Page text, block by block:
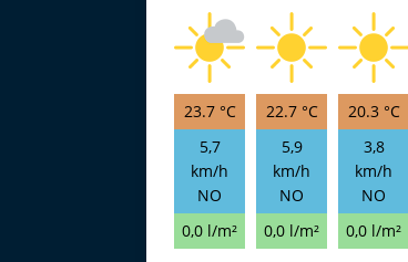
23.7 °C
5,7
km/h
NO
0,0 l/m²
22.7 °C
5,9
km/h
NO
0,0 l/m²
20.3 °C
3,8
km/h
NO
0,0 l/m²